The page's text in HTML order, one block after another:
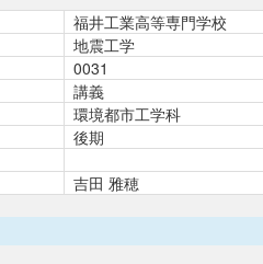
福井工業高等専門学校
地震工学
0031
講義
環境都市工学科
後期
吉田 雅穂